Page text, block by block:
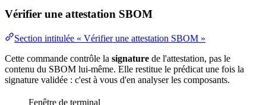
Vérifier une attestation SBOM
Section intitulée « Vérifier une attestation SBOM »
Cette commande contrôle la signature de l'attestation, pas le
contenu du SBOM lui-même. Elle restitue le prédicat une fois la
signature validée : c'est à vous d'en analyser les composants.
Fenêtre de terminal